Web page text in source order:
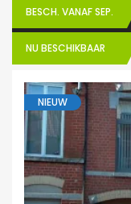
BESCH. VANAF SEP.
NU BESCHIKBAAR
NIEUW